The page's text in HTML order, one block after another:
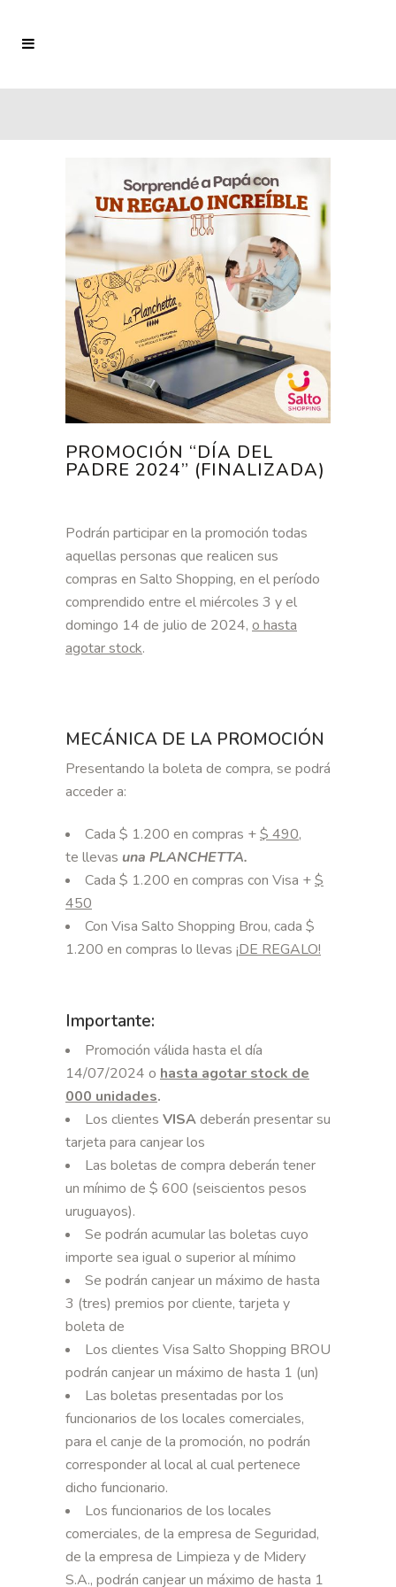
PROMOCIÓN “DÍA DEL
PADRE 2024” (FINALIZADA)
Podrán participar en la promoción todas
aquellas personas que realicen sus
compras en Salto Shopping, en el período
comprendido entre el miércoles 3 y el
domingo 14 de julio de 2024, o hasta
agotar stock.
MECÁNICA DE LA PROMOCIÓN
Presentando la boleta de compra, se podrá
acceder a:
Cada $ 1.200 en compras +$ 490,
te llevas una PLANCHETTA.
Cada $ 1.200 en compras con Visa +$
450
Con Visa Salto Shopping Brou, cada $
1.200 en compras lo llevas ¡DE REGALO!
Importante:
Promoción válida hasta el día
14/07/2024 o hasta agotar stock de
000 unidades.
Los clientes VISAdeberán presentar su
tarjeta para canjear los
Las boletas de compra deberán tener
un mínimo de $ 600 (seiscientos pesos
uruguayos).
Se podrán acumular las boletas cuyo
importe sea igual o superior al mínimo
Se podrán canjear un máximo de hasta
3 (tres) premios por cliente, tarjeta y
boleta de
Los clientes Visa Salto Shopping BROU
podrán canjear un máximo de hasta 1 (un)
Las boletas presentadas por los
funcionarios de los locales comerciales,
para el canje de la promoción, no podrán
corresponder al local al cual pertenece
dicho funcionario.
Los funcionarios de los locales
comerciales, de la empresa de Seguridad,
de la empresa de Limpieza y de Midery
S.A., podrán canjear un máximo de hasta 1